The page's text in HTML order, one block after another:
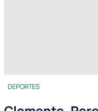
DEPORTES